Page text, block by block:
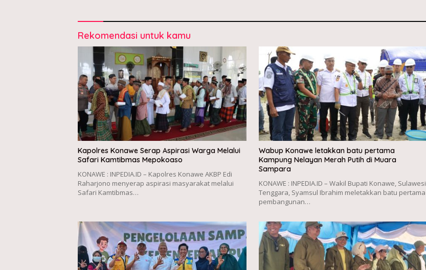
Rekomendasi untuk kamu
Kapolres Konawe Serap Aspirasi Warga Melalui
Safari Kamtibmas Mepokoaso
KONAWE : INPEDIA.ID – Kapolres Konawe AKBP Edi
Raharjono menyerap aspirasi masyarakat melalui
Safari Kamtibmas…
Wabup Konawe letakkan batu pertama
Kampung Nelayan Merah Putih di Muara
Sampara
KONAWE : INPEDIA.ID – Wakil Bupati Konawe, Sulawesi
Tenggara, Syamsul Ibrahim meletakkan batu pertama
pembangunan…